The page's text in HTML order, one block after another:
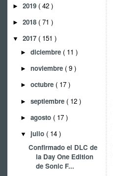
► 2019 ( 42 )
► 2018 ( 71 )
▼ 2017 ( 151 )
► diciembre ( 11 )
► noviembre ( 9 )
► octubre ( 17 )
► septiembre ( 12 )
► agosto ( 17 )
▼ julio ( 14 )
Confirmado el DLC de
la Day One Edition
de Sonic F...